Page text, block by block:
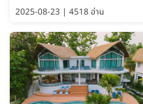
2025-08-23 | 4518 อ่าน